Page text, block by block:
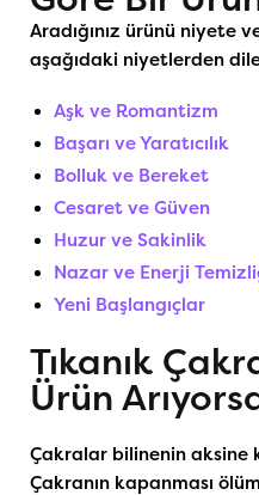
Aradığınız ürünü niyete
aşağıdaki niyetlerden
Aşk ve Romantizm
Başarı ve Yaratıcılık
Bolluk ve Bereket
Cesaret ve Güven
Huzur ve Sakinlik
Nazar ve Enerji
Yeni Başlangıçlar
Tıkanık
Ürün
Çakralar bilinenin aksine
Çakranın kapanması